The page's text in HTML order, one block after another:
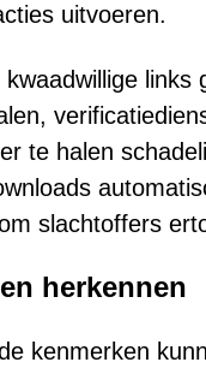
uitvoeren.
te halen
slachtoffers
herkennen
kenmerken